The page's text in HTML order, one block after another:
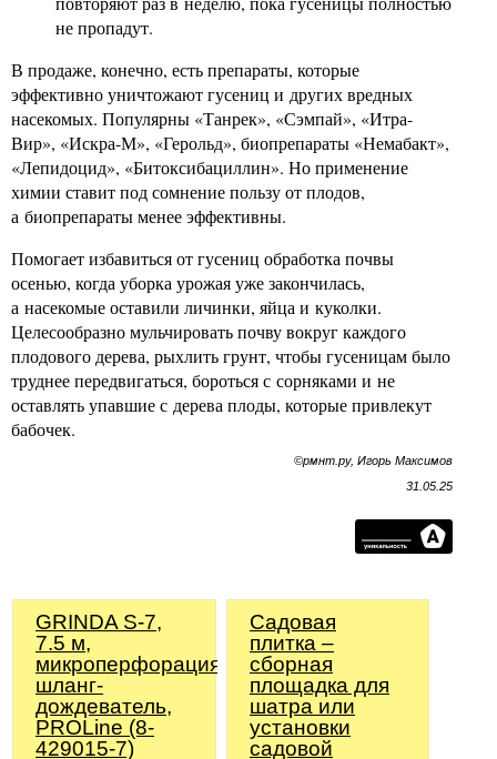
не пропадут.
В продаже, конечно, есть препараты, которые
эффективно уничтожают гусениц и других вредных
насекомых. Популярны «Танрек», «Сэмпай», «Итра-
Вир», «Искра-М», «Герольд», биопрепараты «Немабакт»,
«Лепидоцид», «Битоксибациллин». Но применение
химии ставит под сомнение пользу от плодов,
а биопрепараты менее эффективны.
Помогает избавиться от гусениц обработка почвы
осенью, когда уборка урожая уже закончилась,
а насекомые оставили личинки, яйца и куколки.
Целесообразно мульчировать почву вокруг каждого
плодового дерева, рыхлить грунт, чтобы гусеницам было
труднее передвигаться, бороться с сорняками и не
оставлять упавшие с дерева плоды, которые привлекут
бабочек.
©рмнт.ру, Игорь Максимов
31.05.25
GRINDA S-7,
7.5 м,
микроперфорация,
шланг-
дождеватель,
PROLine (8-
429015-7)
Садовая
плитка –
сборная
площадка для
шатра или
установки
садовой